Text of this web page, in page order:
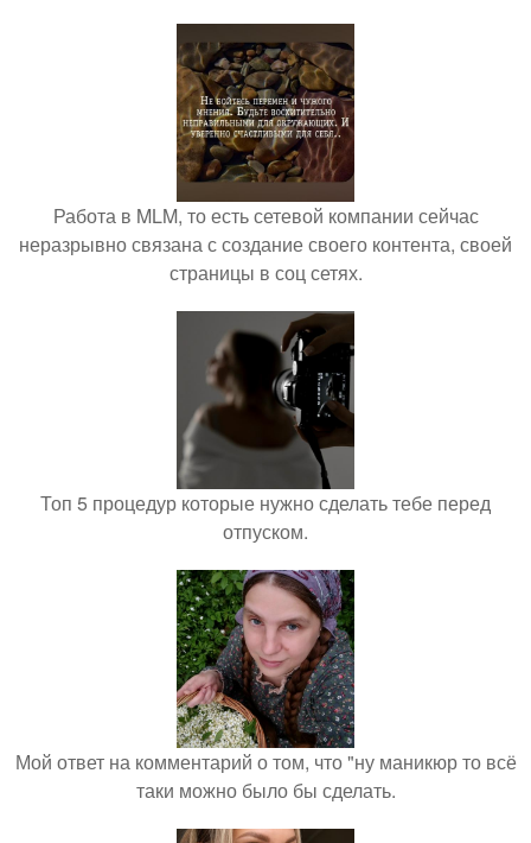
Работа в MLM, то есть сетевой компании сейчас
неразрывно связана с создание своего контента, своей
страницы в соц сетях.
Топ 5 процедур которые нужно сделать тебе перед
отпуском.
Мой ответ на комментарий о том, что "ну маникюр то всё
таки можно было бы сделать.